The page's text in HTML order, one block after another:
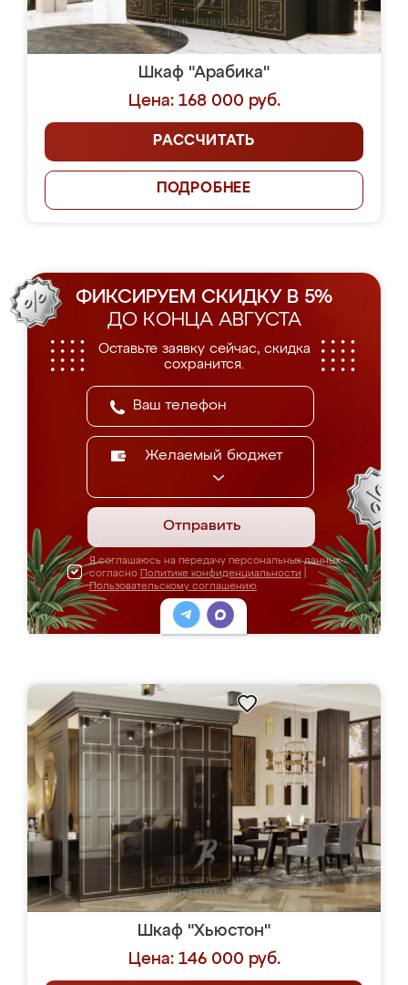
Шкаф "Арабика"
Цена: 168 000 руб.
РАССЧИТАТЬ
ПОДРОБНЕЕ
ФИКСИРУЕМ СКИДКУ В 5%
ДО КОНЦА АВГУСТА
Оставьте заявку сейчас, скидка
сохранится.
Желаемый бюджет
Отправить
Я соглашаюсь на передачу персональных данных
согласно Политике конфиденциальности
Пользовательскому соглашению
Шкаф "Хьюстон"
Цена: 146 000 руб.